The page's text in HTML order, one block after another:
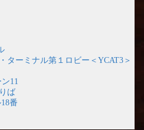
ターミナル第１ロビー＜YCAT3＞
11
ば
番